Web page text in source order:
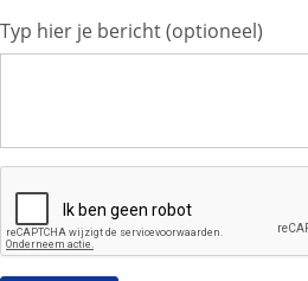
Typ hier je bericht (optioneel)